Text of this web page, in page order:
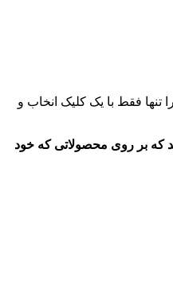
تنها فقط با یک کلیک انخاب و
داشته باشید که بر روی محصولاتی که خود